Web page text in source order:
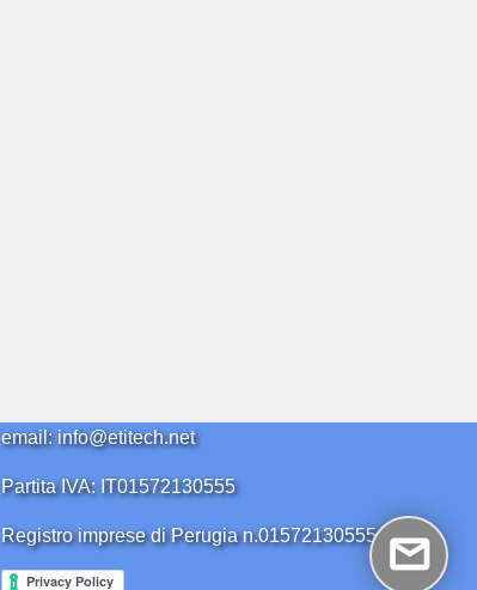
email: info@etitech.net
Partita IVA: IT01572130555
Registro imprese di Perugia n.01572130555